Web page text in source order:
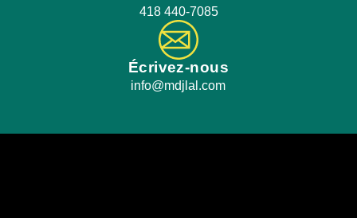
418 440-7085
Écrivez-nous
info@mdjlal.com